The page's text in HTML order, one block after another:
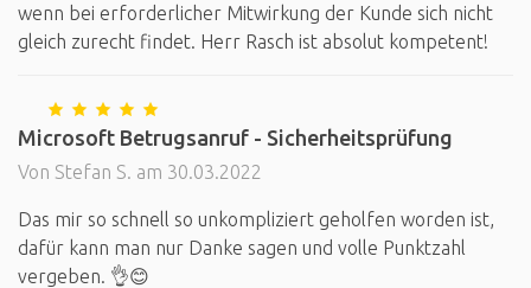
wenn bei erforderlicher Mitwirkung der Kunde sich nicht
gleich zurecht findet. Herr Rasch ist absolut kompetent!
Microsoft Betrugsanruf - Sicherheitsprüfung
Von Stefan S. am 30.03.2022
Das mir so schnell so unkompliziert geholfen worden ist,
dafür kann man nur Danke sagen und volle Punktzahl
vergeben. 👌😊